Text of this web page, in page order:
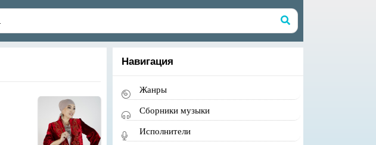
Навигация
Жанры
Сборники музыки
Исполнители